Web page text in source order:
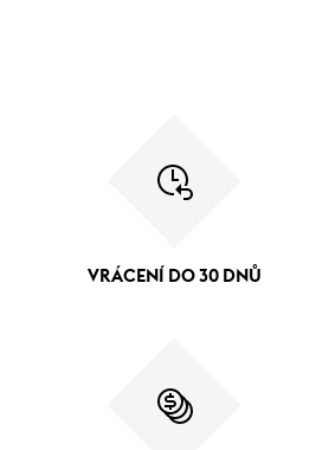
VRÁCENÍ DO 30 DNŮ